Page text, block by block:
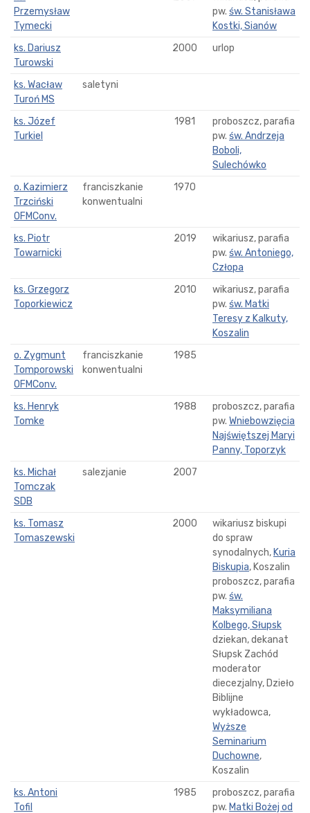
Przemysław
Tymecki
pw. św. Stanisława
Kostki, Sianów
ks. Dariusz
Turowski
2000 urlop
ks. Wacław
Turoń MS
saletyni
ks. Józef
Turkiel
1981
proboszcz, parafia
pw. św. Andrzeja
Boboli,
Sulechówko
o. Kazimierz
Trzciński
OFMConv.
franciszkanie
konwentualni
1970
ks. Piotr
Towarnicki
2019
wikariusz, parafia
pw. św. Antoniego,
Człopa
ks. Grzegorz
Toporkiewicz
2010
wikariusz, parafia
pw. św. Matki
Teresy z Kalkuty,
Koszalin
o. Zygmunt
Tomporowski
OFMConv.
franciszkanie
konwentualni
1985
ks. Henryk
Tomke
1988
proboszcz, parafia
pw. Wniebowzięcia
Najświętszej Maryi
Panny, Toporzyk
ks. Michał
Tomczak
SDB
salezjanie 2007
ks. Tomasz
Tomaszewski
2000
wikariusz biskupi
do spraw
synodalnych, Kuria
Biskupia, Koszalin
proboszcz, parafia
pw. św.
Maksymiliana
Kolbego, Słupsk
dziekan, dekanat
Słupsk Zachód
moderator
diecezjalny, Dzieło
Biblijne
wykładowca,
Wyższe
Seminarium
Duchowne,
Koszalin
ks. Antoni
Tofil
1985
proboszcz, parafia
pw. Matki Bożej od